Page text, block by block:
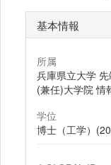
基本情報
所属
兵庫県立大学
(兼任)大学院 情
学位
博士（工学）